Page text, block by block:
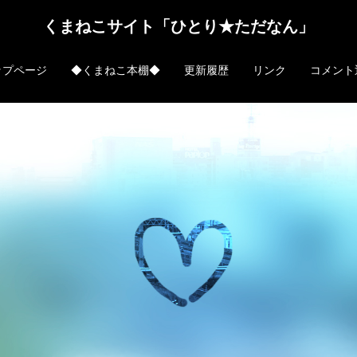
くまねこサイト「ひとり★ただなん」
ページ ◆くまねこ本棚◆ 更新履歴 リンク コメン